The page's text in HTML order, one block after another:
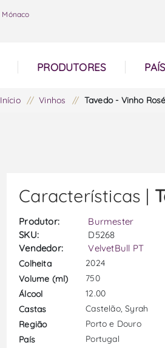
Mónaco
PRODUTORES
Início / Vinhos / Tavedo - Vinho Rosé
Características |
Produtor:
Burmester
SKU:
D5268
Vendedor:
VelvetBull PT
Colheita
2024
Volume (ml)
750
Álcool
12.00
Castas
Castelão, Syrah
Região
Porto e Douro
País
Portugal